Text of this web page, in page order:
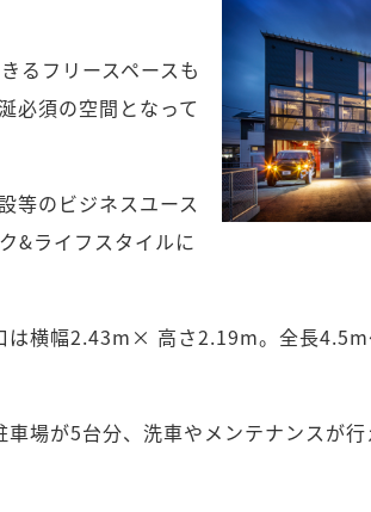
るフリースペースも
必須の空間となって
等のビジネスユース
&ライフスタイルに
横幅2.43m× 高さ2.19m。全長
場が5台分、洗車やメンテナンスが行